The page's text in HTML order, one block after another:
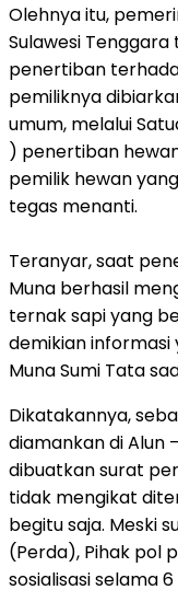
Olehnya itu,
Sulawesi
penertiban
pemiliknya
umum, melalui
) penertiban
pemilik hewan
tegas menanti.
Teranyar, saat
Muna berhasil
ternak sapi yang
demikian informasi
Muna Sumi Tata
Dikatakannya,
diamankan di Alun
dibuatkan surat
tidak mengikat
begitu saja. Meski
(Perda), Pihak pol
sosialisasi selama